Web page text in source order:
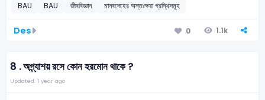
BAU BAU জীববিজ্ঞান মানবদেহের অন্তঃক্ষরা গ্রন্থিসমূহ
Des 0 1.1k
8 .অগ্ন্যাশয় রসে কোন হরমোন থাকে ?
Updated: 1 year ago